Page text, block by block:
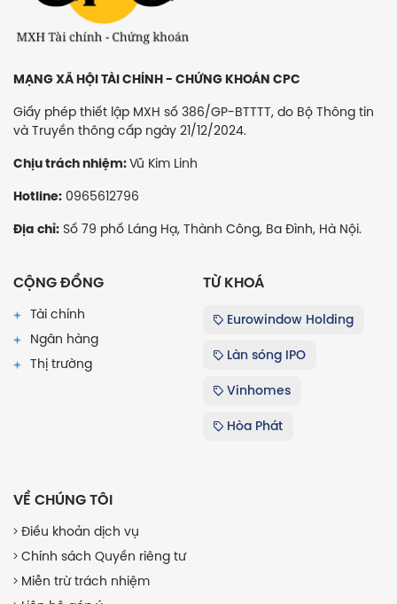
MẠNG XÃ HỘI TÀI CHÍNH - CHỨNG KHOÁN CPC
Giấy phép thiết lập MXH số 386/GP-BTTTT, do Bộ Thông tin
và Truyền thông cấp ngày 21/12/2024.
Chịu trách nhiệm:Vũ Kim Linh
Hotline: 0965612796
Địa chỉ: Số 79 phố Láng Hạ, Thành Công, Ba Đình, Hà Nội.
CỘNG ĐỒNG
Tài chính
Ngân hàng
Thị trường
TỪ KHOÁ
Eurowindow Holding
Làn sóng IPO
Vinhomes
Hòa Phát
VỀ CHÚNG TÔI
Điều khoản dịch vụ
Chính sách Quyền riêng tư
Miễn trừ trách nhiệm